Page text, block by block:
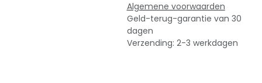
Algemene voorwaarden
Geld-terug-garantie van 30
dagen
Verzending: 2-3 werkdagen